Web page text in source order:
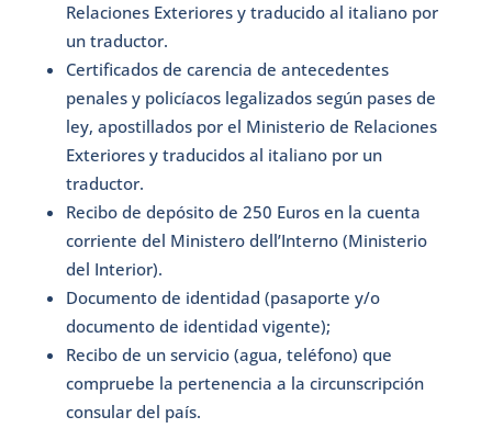
Relaciones Exteriores y traducido al italiano por
un traductor.
Certificados de carencia de antecedentes
penales y policíacos legalizados según pases de
ley, apostillados por el Ministerio de Relaciones
Exteriores y traducidos al italiano por un
traductor.
Recibo de depósito de 250 Euros en la cuenta
corriente del Ministero dell’Interno (Ministerio
del Interior).
Documento de identidad (pasaporte y/o
documento de identidad vigente);
Recibo de un servicio (agua, teléfono) que
compruebe la pertenencia a la circunscripción
consular del país.